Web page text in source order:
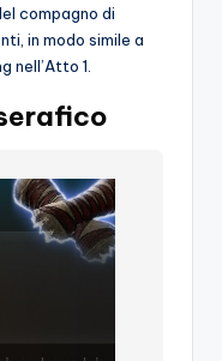
compagno di
in modo simile a
nell’Atto 1.